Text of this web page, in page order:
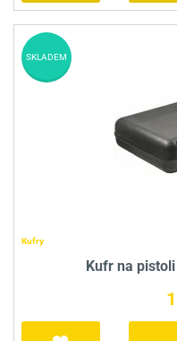
Kufry
Kufr na
SKLADEM